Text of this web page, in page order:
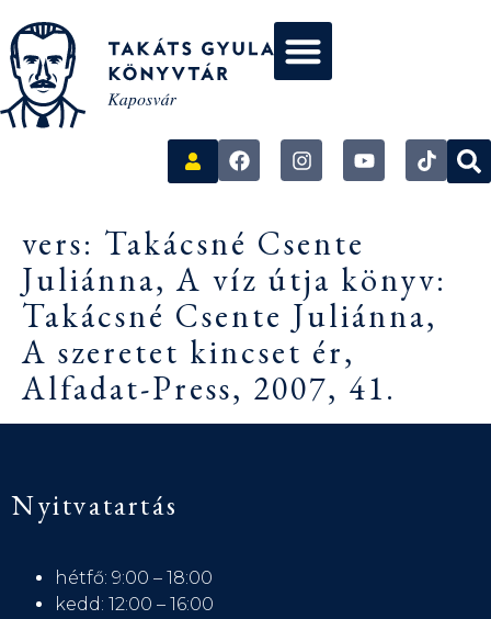
vers: Takácsné Csente
Juliánna, A víz útja könyv:
Takácsné Csente Juliánna,
A szeretet kincset ér,
Alfadat-Press, 2007, 41.
Nyitvatartás
hétfő: 9:00 – 18:00
kedd: 12:00 – 16:00